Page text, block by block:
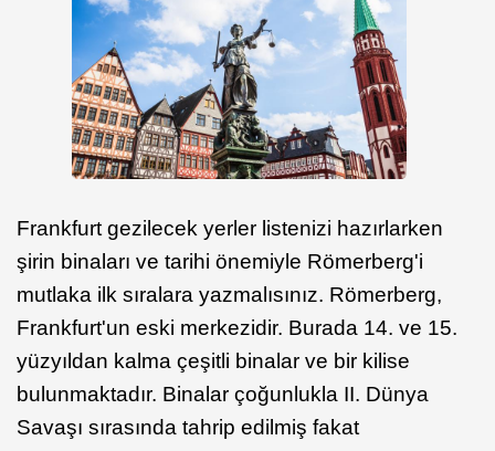
Frankfurt gezilecek yerler listenizi hazırlarken
şirin binaları ve tarihi önemiyle Römerberg'i
mutlaka ilk sıralara yazmalısınız. Römerberg,
Frankfurt'un eski merkezidir. Burada 14. ve 15.
yüzyıldan kalma çeşitli binalar ve bir kilise
bulunmaktadır. Binalar çoğunlukla II. Dünya
Savaşı sırasında tahrip edilmiş fakat